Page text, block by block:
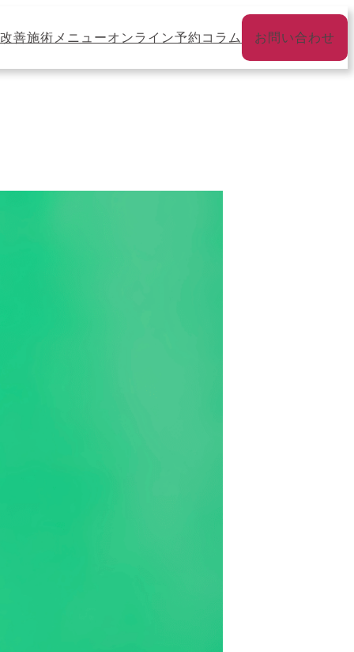
善施術メニューオンライン予約 コラム お問い合わせ